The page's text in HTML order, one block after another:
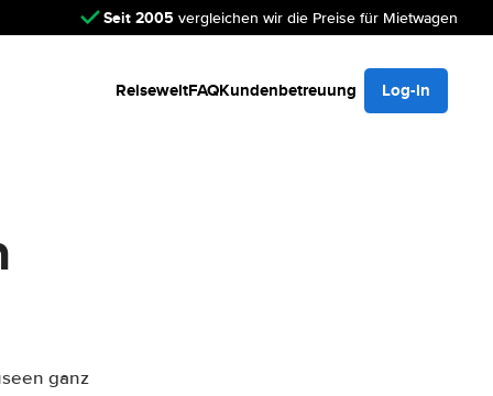
Seit 2005 vergleichen wir die Preise für Mietwagen
ReiseweltFAQKundenbetreuung Log-in
ganz